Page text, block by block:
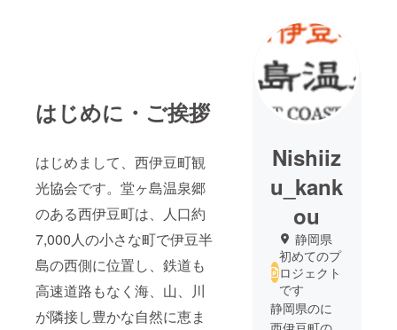
はじめに・ご挨拶
はじめまして、西伊豆町観
光協会です。堂ヶ島温泉郷
のある西伊豆町は、人口約
7,000人の小さな町で伊豆半
島の西側に位置し、鉄道も
高速道路もなく海、山、川
が隣接し豊かな自然に恵ま
Nishiiz
u_kank
ou
静岡県
初めてのプ
ロジェクト
です
静岡県のに